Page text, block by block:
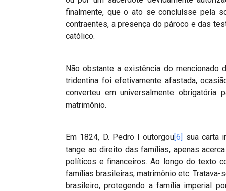
finalmente, que o ato se concluísse pela
contraentes, a presença do pároco e das
católico.
Não obstante a existência do
tridentina foi efetivamente afastada,
converteu em universalmente
matrimônio.
Em 1824, D. Pedro I outorgou[6] sua carta
tange ao direito das famílias, apenas
políticos e financeiros. Ao longo do texto
famílias brasileiras, matrimônio etc.
brasileiro, protegendo a família imperial